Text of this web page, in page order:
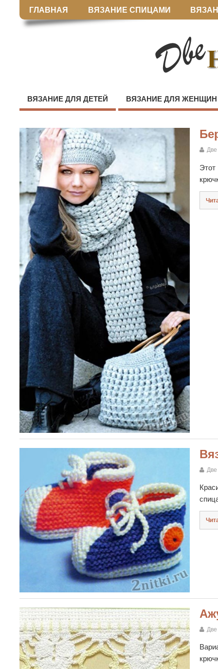
ГЛАВНАЯ ВЯЗАНИЕ СПИЦАМИ
ВЯЗАНИЕ ДЛЯ ДЕТЕЙ ВЯЗАНИЕ ДЛЯ ЖЕНЩИН
Две
Этот
Две